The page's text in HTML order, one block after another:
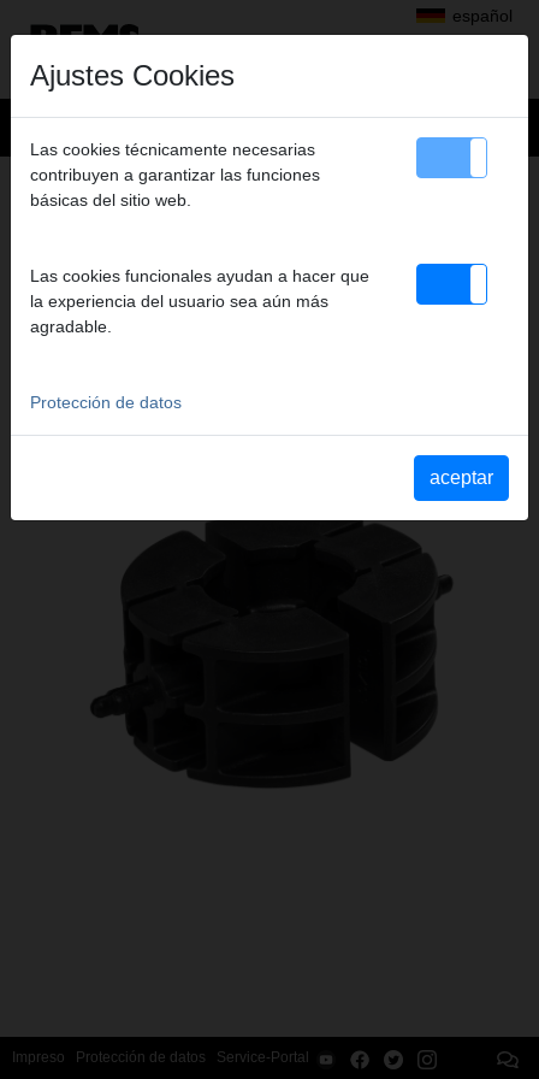
español
Productos>Cortar, Biselar, Escariar, Calibrar>
REMS Cut 110 P
> Inserto sujeción Ø 50 mm, 2uds
Art. nº. 290421
Spanneinsatz Dm 50 mm, 2er-Pack für REMS Cut 110 P
Katalogauszüge
(PDF)
Impreso Protección de datos Service-Portal
Ajustes Cookies
Las cookies técnicamente necesarias
contribuyen a garantizar las funciones
básicas del sitio web.
Las cookies funcionales ayudan a hacer que
la experiencia del usuario sea aún más
agradable.
Protección de datos
aceptar